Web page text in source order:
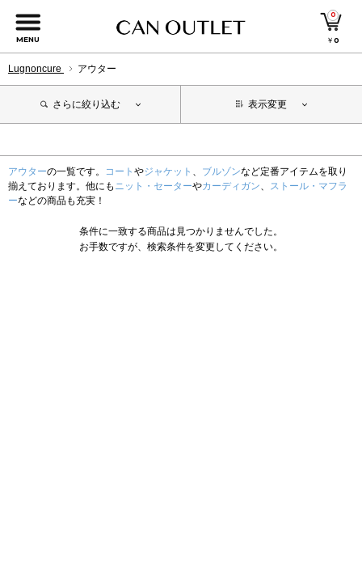
MENU
0
￥0
Lugnoncure アウター
さらに絞り込む 表示変更
アウターの一覧です。 コート やジャケット 、 ブルゾンなど定番アイテムを取り
揃えております。他にも ニット・セーターやカーディガン、 ストール・マフラ
ーなどの商品も充実！
条件に一致する商品は見つかりませんでした。
お手数ですが、検索条件を変更してください。